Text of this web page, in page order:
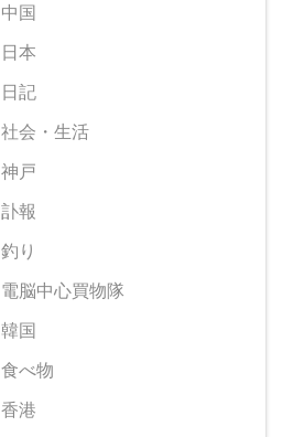
中国
日本
日記
社会・生活
神戸
訃報
釣り
電脳中心買物隊
韓国
食べ物
香港